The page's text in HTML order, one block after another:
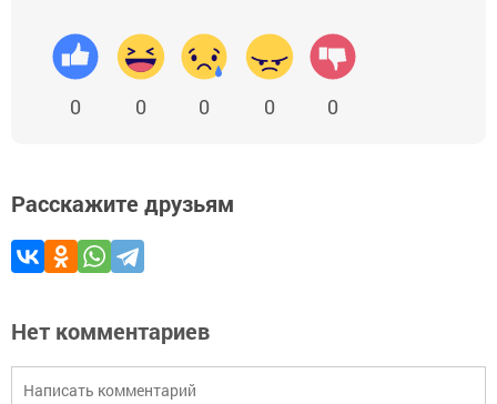
0 0 0 0 0
Расскажите друзьям
Нет комментариев